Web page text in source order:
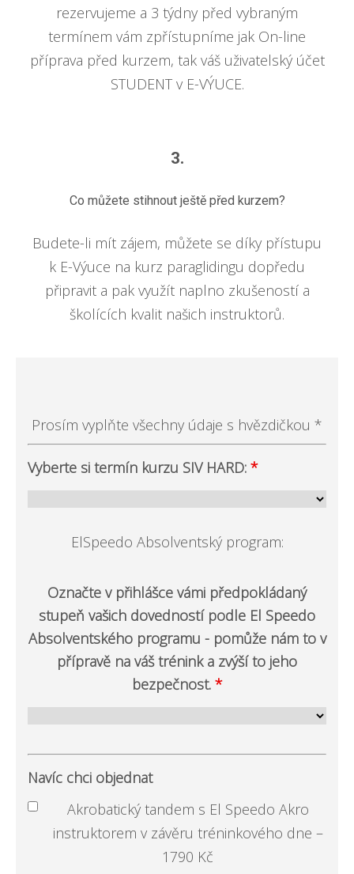
rezervujeme a 3 týdny před vybraným
termínem vám zpřístupníme jak On-line
příprava před kurzem, tak váš uživatelský účet
STUDENT v E-VÝUCE.
3.
Co můžete stihnout ještě před kurzem?
Budete-li mít zájem, můžete se díky přístupu
k E-Výuce na kurz paraglidingu dopředu
připravit a pak využít naplno zkušeností a
školících kvalit našich instruktorů.
Prosím vyplňte všechny údaje s hvězdičkou *
Vyberte si termín kurzu SIV HARD: *
ElSpeedo Absolventský program:
Označte v přihlášce vámi předpokládaný
stupeň vašich dovedností podle El Speedo
Absolventského programu - pomůže nám to v
přípravě na váš trénink a zvýší to jeho
bezpečnost. *
Navíc chci objednat
Akrobatický tandem s El Speedo Akro
instruktorem v závěru tréninkového dne –
1790 Kč